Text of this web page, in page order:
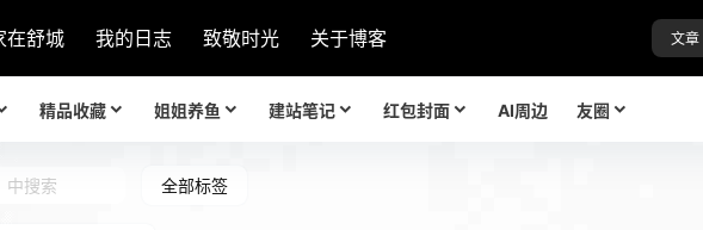
在舒城 我的日志 致敬时光 关于博客 文章
精品收藏 姐姐养鱼 建站笔记 红包封面 AI周边 友圈
全部标签